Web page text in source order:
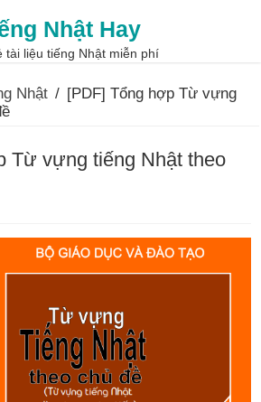
Nhật Hay
tài liệu tiếng Nhật miễn phí
Nhật / [PDF] Tổng hợp Từ vựng
Từ vựng tiếng Nhật theo